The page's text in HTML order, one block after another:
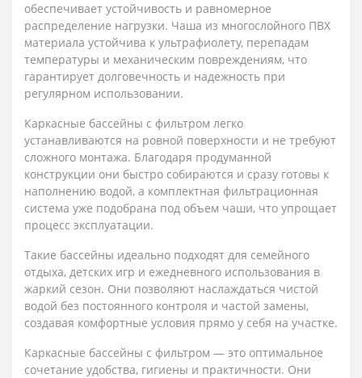
обеспечивает устойчивость и равномерное
распределение нагрузки. Чаша из многослойного ПВХ
материала устойчива к ультрафиолету, перепадам
температуры и механическим повреждениям, что
гарантирует долговечность и надежность при
регулярном использовании.
Каркасные бассейны с фильтром легко
устанавливаются на ровной поверхности и не требуют
сложного монтажа. Благодаря продуманной
конструкции они быстро собираются и сразу готовы к
наполнению водой, а комплектная фильтрационная
система уже подобрана под объем чаши, что упрощает
процесс эксплуатации.
Такие бассейны идеально подходят для семейного
отдыха, детских игр и ежедневного использования в
жаркий сезон. Они позволяют наслаждаться чистой
водой без постоянного контроля и частой замены,
создавая комфортные условия прямо у себя на участке.
Каркасные бассейны с фильтром — это оптимальное
сочетание удобства, гигиены и практичности. Они